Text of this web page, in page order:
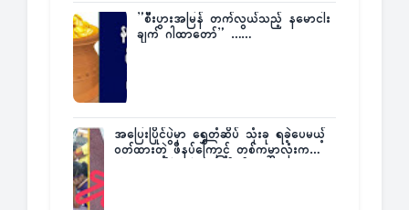
”စီးပွားအမြန် တက်လွယ်သည့် နမောငါး
ချက် ဂါထာတော်” ……
အပြေးပြိုင်ပွဲမှာ ရွှေတံဆိပ် သုံးခု ရခဲ့ပေမယ့်
ဝတ်ထားတဲ့ ဖိနပ်ကြောင့် တစ်ကမ္ဘာလုံးက